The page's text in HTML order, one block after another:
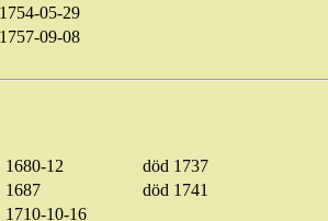
1754-05-29
1757-09-08
1680-12
död 1737
1687
död 1741
1710-10-16